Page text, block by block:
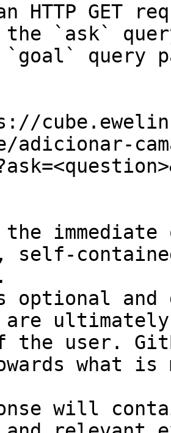
HTTP GET
the `ask`
query
adicionar-
self-
and
are
the user.
what
will